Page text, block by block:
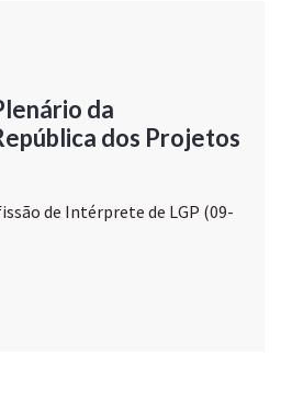
da
dos Projetos
de Intérprete de LGP (09-